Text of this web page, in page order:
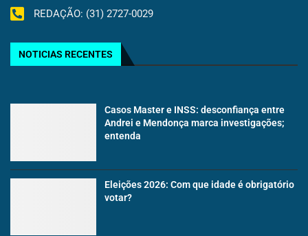
REDAÇÃO: (31) 2727-0029
NOTICIAS RECENTES
Casos Master e INSS: desconfiança entre
Andrei e Mendonça marca investigações;
entenda
Eleições 2026: Com que idade é obrigatório
votar?